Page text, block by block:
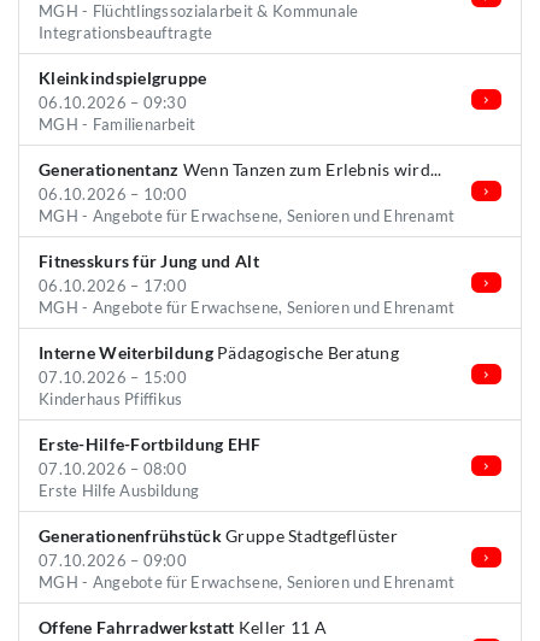
MGH - Flüchtlingssozialarbeit & Kommunale
Integrationsbeauftragte
Kleinkindspielgruppe
06.10.2026 – 09:30
MGH - Familienarbeit
Generationentanz Wenn Tanzen zum Erlebnis wird...
06.10.2026 – 10:00
MGH - Angebote für Erwachsene, Senioren und Ehrenamt
Fitnesskurs für Jung und Alt
06.10.2026 – 17:00
MGH - Angebote für Erwachsene, Senioren und Ehrenamt
Interne WeiterbildungPädagogische Beratung
07.10.2026 – 15:00
Kinderhaus Pfiffikus
Erste-Hilfe-Fortbildung EHF
07.10.2026 – 08:00
Erste Hilfe Ausbildung
GenerationenfrühstückGruppe Stadtgeflüster
07.10.2026 – 09:00
MGH - Angebote für Erwachsene, Senioren und Ehrenamt
Offene Fahrradwerkstatt Keller 11 A